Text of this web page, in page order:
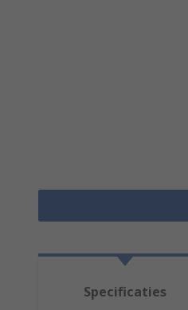
Specificaties